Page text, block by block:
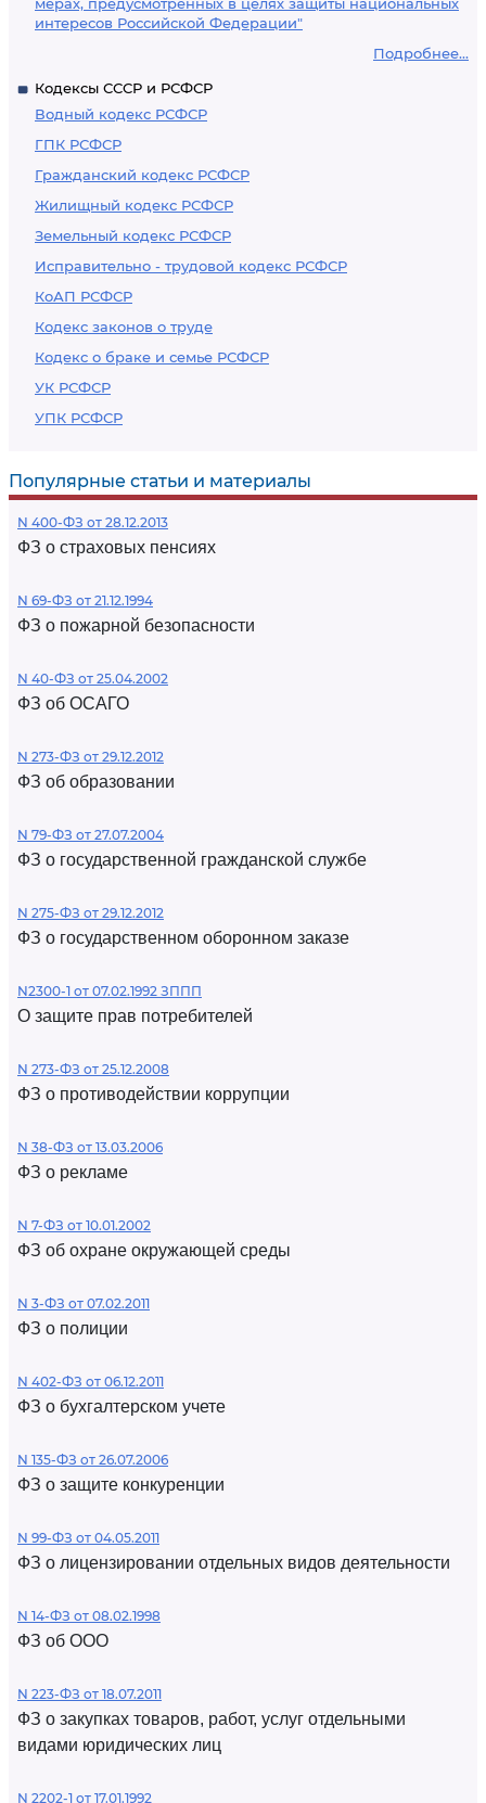
интересов Российской Федерации"
Подробнее...
Кодексы СССР и РСФСР
Водный кодекс РСФСР
ГПК РСФСР
Гражданский кодекс РСФСР
Жилищный кодекс РСФСР
Земельный кодекс РСФСР
Исправительно - трудовой кодекс РСФСР
КоАП РСФСР
Кодекс законов о труде
Кодекс о браке и семье РСФСР
УК РСФСР
УПК РСФСР
Популярные статьи и материалы
N 400-ФЗ от 28.12.2013
ФЗ о страховых пенсиях
N 69-ФЗ от 21.12.1994
ФЗ о пожарной безопасности
N 40-ФЗ от 25.04.2002
ФЗ об ОСАГО
N 273-ФЗ от 29.12.2012
ФЗ об образовании
N 79-ФЗ от 27.07.2004
ФЗ о государственной гражданской службе
N 275-ФЗ от 29.12.2012
ФЗ о государственном оборонном заказе
N2300-1 от 07.02.1992 ЗППП
О защите прав потребителей
N 273-ФЗ от 25.12.2008
ФЗ о противодействии коррупции
N 38-ФЗ от 13.03.2006
ФЗ о рекламе
N 7-ФЗ от 10.01.2002
ФЗ об охране окружающей среды
N 3-ФЗ от 07.02.2011
ФЗ о полиции
N 402-ФЗ от 06.12.2011
ФЗ о бухгалтерском учете
N 135-ФЗ от 26.07.2006
ФЗ о защите конкуренции
N 99-ФЗ от 04.05.2011
ФЗ о лицензировании отдельных видов деятельности
N 14-ФЗ от 08.02.1998
ФЗ об ООО
N 223-ФЗ от 18.07.2011
ФЗ о закупках товаров, работ, услуг отдельными
видами юридических лиц
N 2202-1 от 17.01.1992